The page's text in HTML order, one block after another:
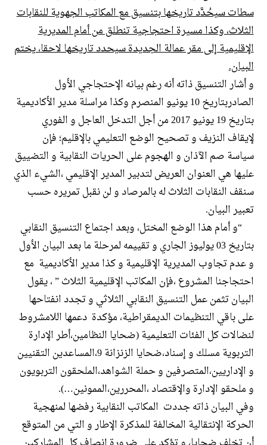
سطات سيحُدَّد تاريخها بتنسيق مع المكاتب الجهوية للنقابات
الثلاث، وكذامسيرة احتجاجية تنطلق من أمام المديرية
الإقليمية إلى مقر عمالة الجديدة سيحدد تاريخها لاحقا، يختم
البيان.
و أشار التنسيق ذاته أنه رغم بيانه الإحتجاجي الأول
الصادربتاريخ 10 يونيو المنصرم وكذا مراسلة مدير الأكاديمية
بتاريخ 19 يونيو 2017 من أجل التدخل العاجل و الفوري
لإيقاف النزيف و تصحيح الوضع التعليمي بالإقليم؛ فإن
سياسة صم الآذان و الهجوم على الحريات النقابية و التضييق
عليها هي العنوان العريض لتدبير المدير الإقليمي ،الشيء الذي
سنقف النقابات الثلاث له بالمرصاد و لن نقبل تمريره حسب
تعبير البيان.
“و أمام هذا الوضع المختل، وبعد اجتماع التنسيق النقابي
بتاريخ 03 يوليوز الجاري و تقييمه لمرحلة ما بعد البيان الأول
و عدم تجاوب المديرية الإقليمية و كذا مدير الأكاديمية مع
احتجاجنا المشروع ،فإن المكاتب الإقليمية الثلاث ” ، يقول
البيانتثمن عمل التنسيق النقابي الثلاثي و تجدد انفتاحها
على باقي التنظيمات الديمقراطية، مؤكدةدعمها اللامشروط
لنضالات كل الفئات التعليمية (ضحايا النظامين،أطر الإدارة
التربوية مسلك و إسناد،ضحايا الزنزانة 9،المساعدين التقنيين
و الإداريين،المتصرفين و حملة الشواهد،الملحقون التربويون
و ملحقو الإدارة والإقتصاد ،المحررين،الممونين…).
وفي البيان ذاته جددت المكاتب النقابيةرفضها لمنهجية
الحركة الإنتقالية المخالفة للمذكرة الإطار و التي من المتوقع